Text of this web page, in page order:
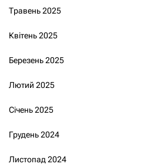
Травень 2025
Квітень 2025
Березень 2025
Лютий 2025
Січень 2025
Грудень 2024
Листопад 2024